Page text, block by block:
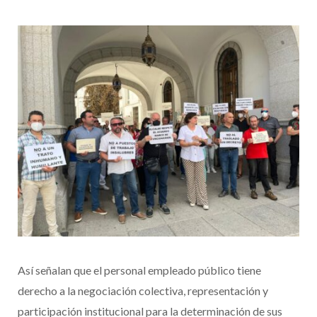
Así señalan que el personal empleado público tiene
derecho a la negociación colectiva, representación y
participación institucional para la determinación de sus